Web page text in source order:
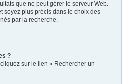
que ne peut gérer le serveur Web.
soyez plus précis dans le choix des
par la recherche.
?
sur le lien « Rechercher un